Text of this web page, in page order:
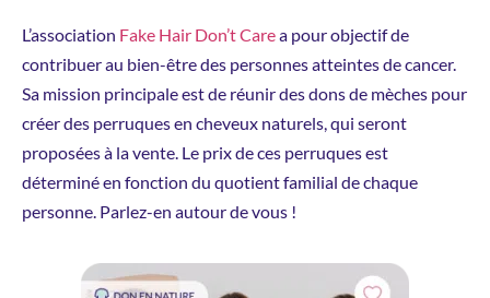
L’association Fake Hair Don’t Carea pour objectif de
contribuer au bien-être des personnes atteintes de cancer.
Sa mission principale est de réunir des dons de mèches pour
créer des perruques en cheveux naturels, qui seront
proposées à la vente. Le prix de ces perruques est
déterminé en fonction du quotient familial de chaque
personne. Parlez-en autour de vous !